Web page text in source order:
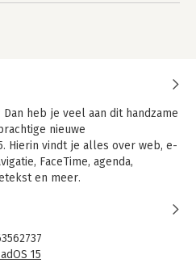
heb je veel aan dit handzame
nieuwe
Hierin vindt je alles over web, e-
FaceTime, agenda,
en meer.
besturingssysteem voor de iPad
eerste kennismaking tot het
functies en apps: met dit
15